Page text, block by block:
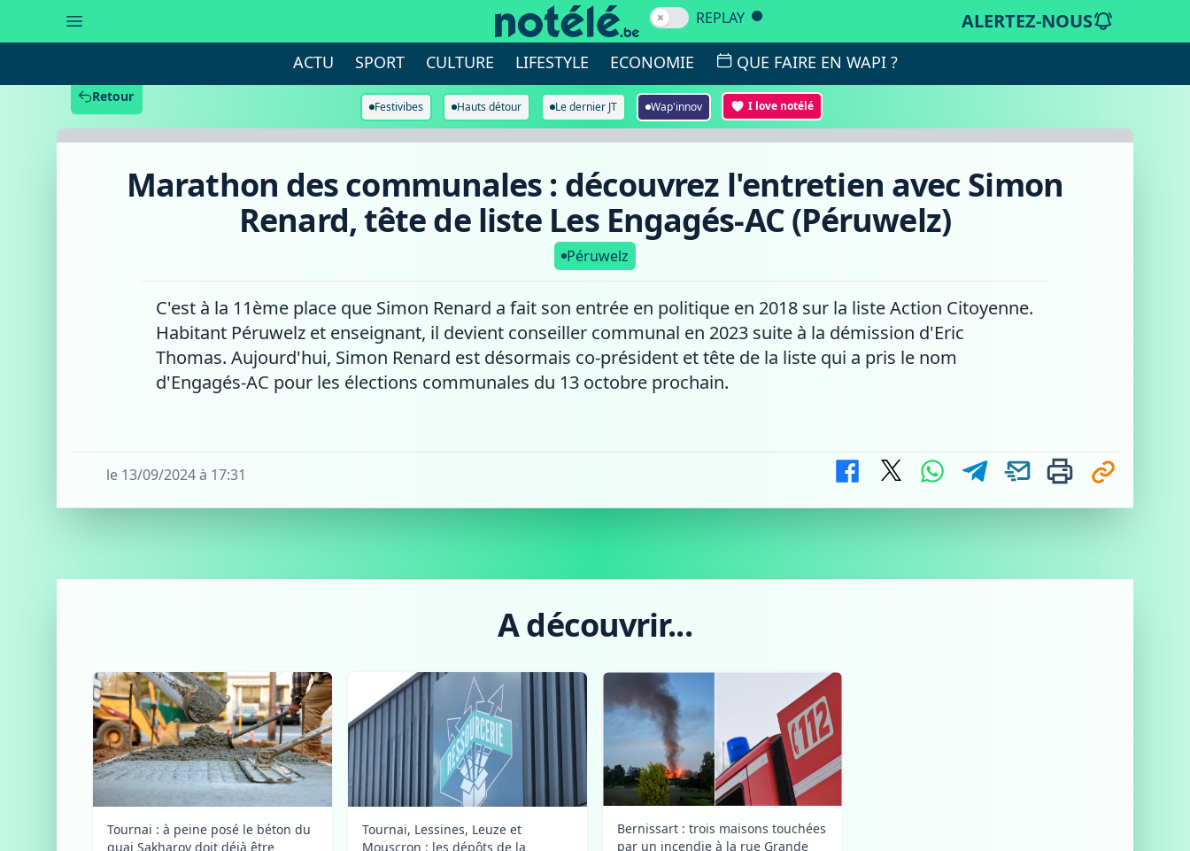
REPLAY ALERTEZ-NOUS
ACTU SPORT CULTURE LIFESTYLE ECONOMIE QUE FAIRE EN WAPI ?
Festivibes Hauts détour Le dernier JT Wap'innov I love notélé
Retour
Marathon des communales : découvrez l'entretien avec Simon
Renard, tête de liste Les Engagés-AC (Péruwelz)
Péruwelz
C'est à la 11ème place que Simon Renard a fait son entrée en politique en 2018 sur la liste Action Citoyenne.
Habitant Péruwelz et enseignant, il devient conseiller communal en 2023 suite à la démission d'Eric
Thomas. Aujourd'hui, Simon Renard est désormais co-président et tête de la liste qui a pris le nom
d'Engagés-AC pour les élections communales du 13 octobre prochain.
le 13/09/2024 à 17:31
A découvrir...
Tournai : à peine posé le béton du
quai Sakharov doit déjà être
Tournai, Lessines, Leuze et
Mouscron : les dépôts de la
Bernissart : trois maisons touchées
par un incendie à la rue Grande